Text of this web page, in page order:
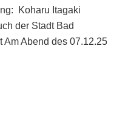
Koharu Itagaki
der Stadt Bad
Am Abend des 07.12.25